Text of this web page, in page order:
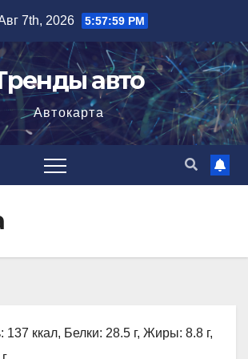
7th, 2026 5:58:00 PM
авто
Автокарта
137 ккал, Белки: 28.5 г, Жиры: 8.8 г,